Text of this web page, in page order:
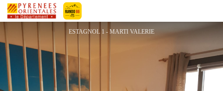
L'ESTAGNOL
ESTAGNOL 1 - MARTI VALERIE